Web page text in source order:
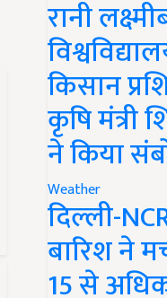
रानी
किसान
कृषि मंत्री
ने किया
Weather
दिल्ली-
बारिश ने
15 से